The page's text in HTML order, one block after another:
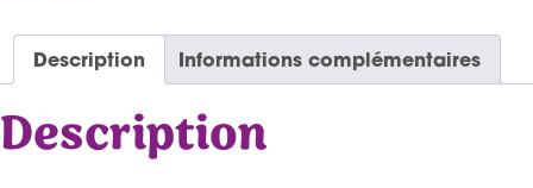
Description Informations complémentaires
Description